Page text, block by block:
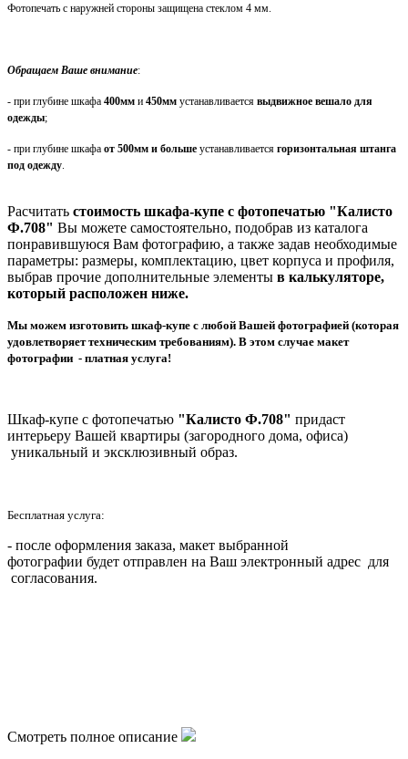
Фотопечать с наружней стороны защищена стеклом 4 мм.
Обращаем Ваше внимание:
- при глубине шкафа 400мм и 450мм устанавливается выдвижное вешало для
одежды;
- при глубине шкафа от 500мм и больше устанавливается горизонтальная штанга
под одежду.
Расчитать стоимость шкафа-купе с фотопечатью "Калисто
Ф.708" Вы можете самостоятельно, подобрав из каталога
понравившуюся Вам фотографию, а также задав необходимые
параметры: размеры, комплектацию, цвет корпуса и профиля,
выбрав прочие дополнительные элементы в калькуляторе,
который расположен ниже.
Мы можем изготовить шкаф-купе с любой Вашей фотографией (которая
удовлетворяет техническим требованиям). В этом случае макет
фотографии - платная услуга!
Шкаф-купе с фотопечатью "Калисто Ф.708" придаст
интерьеру Вашей квартиры (загородного дома, офиса)
уникальный и эксклюзивный образ.
Бесплатная услуга:
- после оформления заказа, макет выбранной
фотографии будет отправлен на Ваш электронный адрес для
согласования.
Смотреть полное описание